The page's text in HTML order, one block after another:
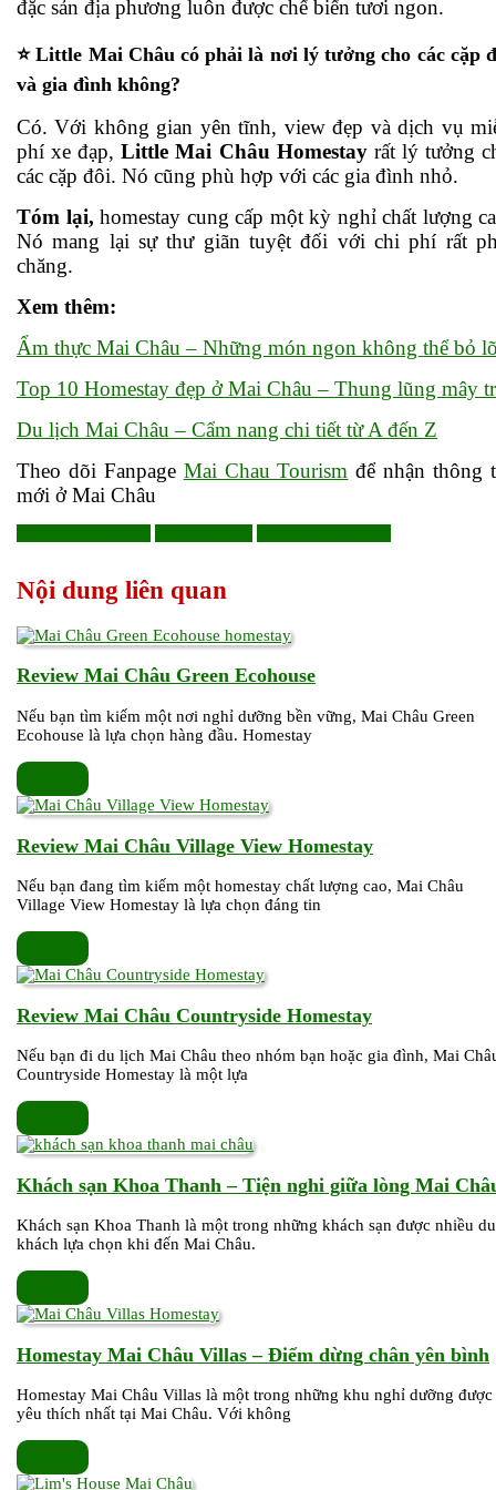
đặc sản địa phương luôn được chế biến tươi ngon.
⭐ Little Mai Châu có phải là nơi lý tưởng cho các cặp
và gia đình không?
Có. Với không gian yên tĩnh, view đẹp và dịch vụ
phí xe đạp,Little Mai Châu Homestayrất lý tưởng
các cặp đôi. Nó cũng phù hợp với các gia đình nhỏ.
Tóm lại, homestay cung cấp một kỳ nghỉ chất lượng
Nó mang lại sự thư giãn tuyệt đối với chi phí rất
chăng.
Xem thêm:
Ẩm thực Mai Châu – Những món ngon không thể bỏ
Top 10 Homestay đẹp ở Mai Châu – Thung lũng mây
Du lịch Mai Châu – Cẩm nang chi tiết từ A đến Z
Theo dõi Fanpage Mai Chau Tourism để nhận thông
mới ở Mai Châu
Nội dung liên quan
Review Mai Châu Green EcohouseReview
Châu
Nếu bạn tìm kiếm một nơi nghỉ dưỡng bền vững, Mai Châu Green
Ecohouse là lựa chọn hàng đầu. Homestay
Xem thêmXem
thêm
Review Mai Châu Village View HomestayReview
Châu
Nếu bạn đang tìm kiếm một homestay chất lượng cao, Mai Châu
Village View Homestay là lựa chọn đáng tin
Xem thêmXem
thêm
Review Mai Châu Countryside HomestayReview
Châu
Nếu bạn đi du lịch Mai Châu theo nhóm bạn hoặc gia đình, Mai
Countryside Homestay là một lựa
Xem thêmXem
thêm
Khách sạn Khoa Thanh – Tiện nghi giữa lòng Mai
Khách sạn Khoa Thanh là một trong những khách sạn được nhiều du
khách lựa chọn khi đến Mai Châu.
Xem thêmXem
thêm
Homestay Mai Châu Villas – Điểm dừng chân yên bình
Homestay Mai Châu Villas là một trong những khu nghỉ dưỡng được
yêu thích nhất tại Mai Châu. Với không
Xem thêmXem
thêm